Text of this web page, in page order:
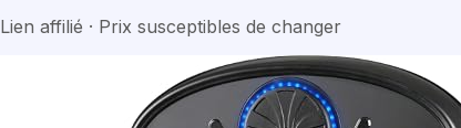
Lien affilié · Prix susceptibles de changer